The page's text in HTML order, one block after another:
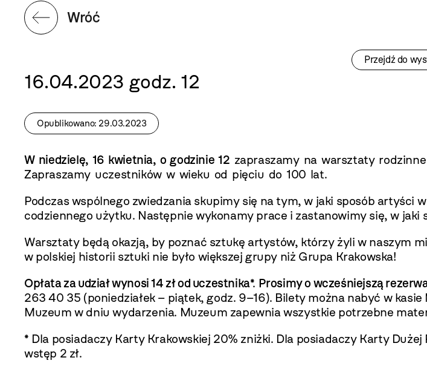
Wróć
Przejdź do
16.04.2023 godz. 12
Opublikowano: 29.03.2023
W niedzielę, 16 kwietnia, o godzinie 12 zapraszamy na warsztaty
Zapraszamy uczestników w wieku od pięciu do 100 lat.
Podczas wspólnego zwiedzania skupimy się na tym, w jaki sposób
codziennego użytku. Następnie wykonamy prace i zastanowimy się, w jaki
Warsztaty będą okazją, by poznać sztukę artystów, którzy żyli w naszym
w polskiej historii sztuki nie było większej grupy niż Grupa Krakowska!
Opłata za udział wynosi 14 zł od uczestnika*. Prosimy o wcześniejszą
263 40 35 (poniedziałek – piątek, godz. 9–16). Bilety można nabyć w
Muzeum w dniu wydarzenia. Muzeum zapewnia wszystkie potrzebne
* Dla posiadaczy Karty Krakowskiej 20% zniżki. Dla posiadaczy Karty
wstęp 2 zł.